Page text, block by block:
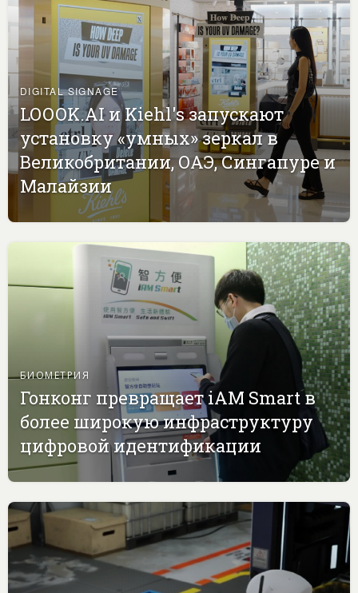
DIGITAL SIGNAGE
LOOOK.AI и Kiehl's запускают
установку «умных» зеркал в
Великобритании, ОАЭ, Сингапуре и
Малайзии
БИОМЕТРИЯ
Гонконг превращает iAM Smart в
более широкую инфраструктуру
цифровой идентификации